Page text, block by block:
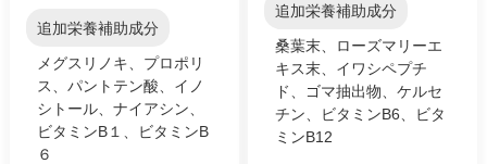
追加栄養補助成分
メグスリノキ、プロポリ
ス、パントテン酸、イノ
シトール、ナイアシン、
ビタミンB１、ビタミンB
６
追加栄養補助成分
桑葉末、ローズマリーエ
キス末、イワシペプチ
ド、ゴマ抽出物、ケルセ
チン、ビタミンB6、ビタ
ミンB12